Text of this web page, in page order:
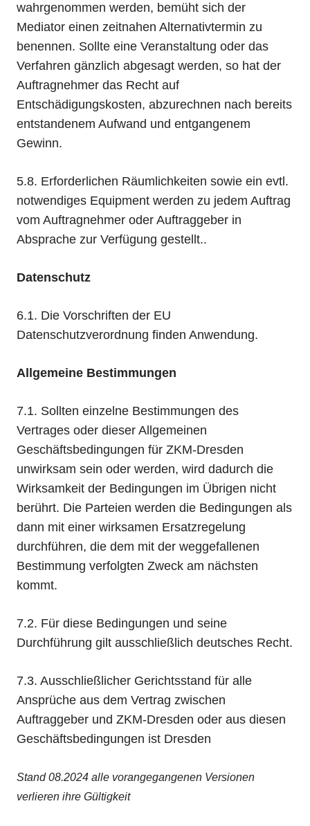
wahrgenommen werden, bemüht sich der
Mediator einen zeitnahen Alternativtermin zu
benennen. Sollte eine Veranstaltung oder das
Verfahren gänzlich abgesagt werden, so hat der
Auftragnehmer das Recht auf
Entschädigungskosten, abzurechnen nach bereits
entstandenem Aufwand und entgangenem
Gewinn.
5.8. Erforderlichen Räumlichkeiten sowie ein evtl.
notwendiges Equipment werden zu jedem Auftrag
vom Auftragnehmer oder Auftraggeber in
Absprache zur Verfügung gestellt..
Datenschutz
6.1. Die Vorschriften der EU
Datenschutzverordnung finden Anwendung.
Allgemeine Bestimmungen
7.1. Sollten einzelne Bestimmungen des
Vertrages oder dieser Allgemeinen
Geschäftsbedingungen für ZKM-Dresden
unwirksam sein oder werden, wird dadurch die
Wirksamkeit der Bedingungen im Übrigen nicht
berührt. Die Parteien werden die Bedingungen als
dann mit einer wirksamen Ersatzregelung
durchführen, die dem mit der weggefallenen
Bestimmung verfolgten Zweck am nächsten
kommt.
7.2. Für diese Bedingungen und seine
Durchführung gilt ausschließlich deutsches Recht.
7.3. Ausschließlicher Gerichtsstand für alle
Ansprüche aus dem Vertrag zwischen
Auftraggeber und ZKM-Dresden oder aus diesen
Geschäftsbedingungen ist Dresden
Stand 08.2024 alle vorangegangenen Versionen
verlieren ihre Gültigkeit